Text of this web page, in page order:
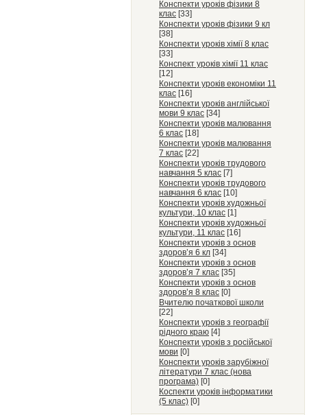
Конспекти уроків фізики 8
клас [33]
Конспекти уроків фізики 9 кл
[38]
Конспекти уроків хімії 8 клас
[33]
Конспект уроків хімії 11 клас
[12]
Конспекти уроків економіки 11
клас [16]
Конспекти уроків англійської
мови 9 клас [34]
Конспекти уроків малювання
6 клас [18]
Конспекти уроків малювання
7 клас [22]
Конспекти уроків трудового
навчання 5 клас [7]
Конспекти уроків трудового
навчання 6 клас [10]
Конспекти уроків художньої
культури, 10 клас [1]
Конспекти уроків художньої
культури, 11 клас [16]
Конспекти уроків з основ
здоров’я 6 кл [34]
Конспекти уроків з основ
здоров’я 7 клас [35]
Конспекти уроків з основ
здоров’я 8 клас [0]
Вчителю початкової школи
[22]
Конспекти уроків з географії
рідного краю [4]
Конспекти уроків з російської
мови [0]
Конспекти уроків зарубіжної
літератури 7 клас (нова
програма) [0]
Коспекти уроків інформатики
(5 клас) [0]